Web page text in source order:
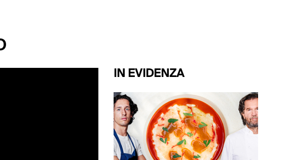
IN EVIDENZA